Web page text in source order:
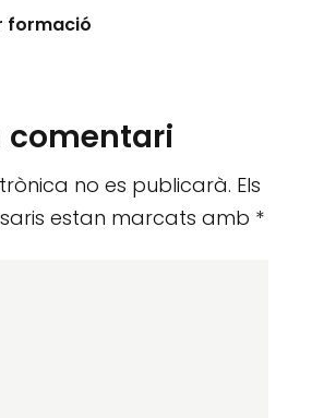
formació
comentari
no es publicarà. Els
estan marcats amb *